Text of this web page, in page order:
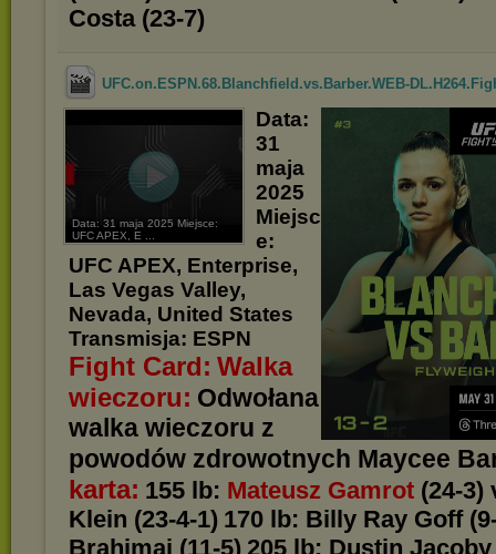
Costa (23-7)
UFC.on.ESPN.68.Blanchfield.vs.Barber.WEB-
Data: 31 maja 2025 Miejsce:
UFC APEX, E ...
Data:
31
maja
2025
Miejsc
e:
UFC APEX, Enterprise,
Las Vegas Valley,
Nevada, United States
Transmisja: ESPN
Fight Card: Walka
wieczoru: Odwołana
walka wieczoru z
powodów zdrowotnych Maycee
karta: 155 lb: Mateusz Gamrot (24-3)
Klein (23-4-1) 170 lb: Billy Ray Goff
Brahimaj (11-5) 205 lb: Dustin Jacoby